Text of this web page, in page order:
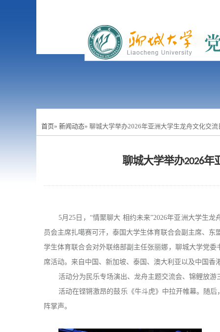
首页» 新闻动态» 聊城大学举办2026年亚洲大学生龙舟文化交流
聊城大学举办2026
5月25日，“情聚聊大 相约未来”2026年亚洲大学生
员会主席扎噶赛可汗，泰国大学生体育联合会副主席、
学生体育联合会对外联络部副主任张丽娜，聊城大学党
席活动。来自中国、新加坡、泰国、澳大利亚以及中国
活动分为民乐专场演出、龙舟主题交流会、锦鲤放
活动在铿锵激昂的鼓乐《牛斗虎》中拉开帷幕。随
阵掌声。